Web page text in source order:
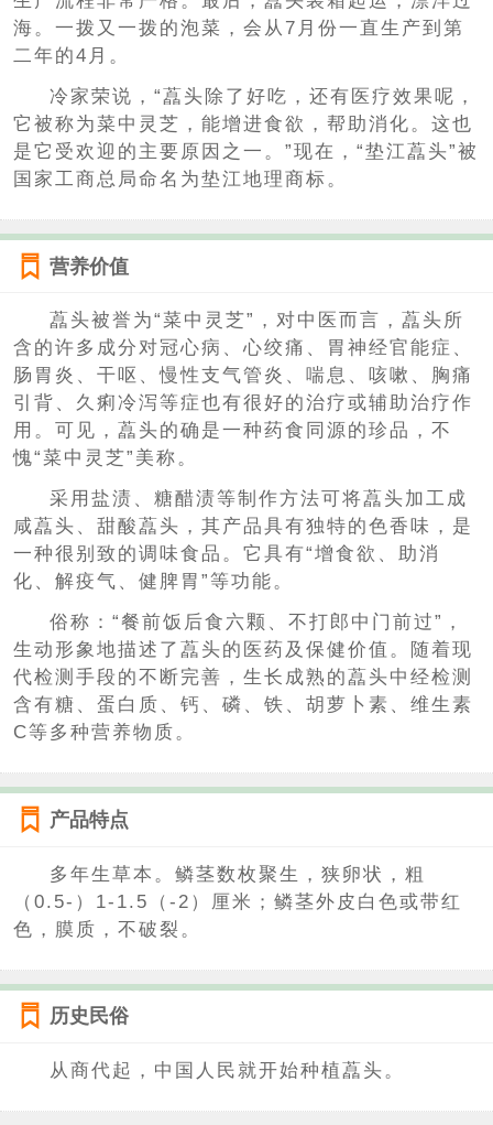
海。一拨又一拨的泡菜，会从7月份一直生产到第
二年的4月。
冷家荣说，“藠头除了好吃，还有医疗效果呢，
它被称为菜中灵芝，能增进食欲，帮助消化。这也
是它受欢迎的主要原因之一。”现在，“垫江藠头”被
国家工商总局命名为垫江地理商标。
营养价值
藠头被誉为“菜中灵芝”，对中医而言，藠头所
含的许多成分对冠心病、心绞痛、胃神经官能症、
肠胃炎、干呕、慢性支气管炎、喘息、咳嗽、胸痛
引背、久痢冷泻等症也有很好的治疗或辅助治疗作
用。可见，藠头的确是一种药食同源的珍品，不
愧“菜中灵芝”美称。
采用盐渍、糖醋渍等制作方法可将藠头加工成
咸藠头、甜酸藠头，其产品具有独特的色香味，是
一种很别致的调味食品。它具有“增食欲、助消
化、解疫气、健脾胃”等功能。
俗称：“餐前饭后食六颗、不打郎中门前过”，
生动形象地描述了藠头的医药及保健价值。随着现
代检测手段的不断完善，生长成熟的藠头中经检测
含有糖、蛋白质、钙、磷、铁、胡萝卜素、维生素
C等多种营养物质。
产品特点
多年生草本。鳞茎数枚聚生，狭卵状，粗
（0.5-）1-1.5（-2）厘米；鳞茎外皮白色或带红
色，膜质，不破裂。
历史民俗
从商代起，中国人民就开始种植藠头。